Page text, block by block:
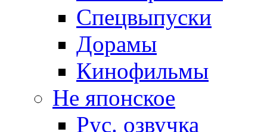
Спецвыпуски
Дорамы
Кинофильмы
Не японское
Рус. озвучка